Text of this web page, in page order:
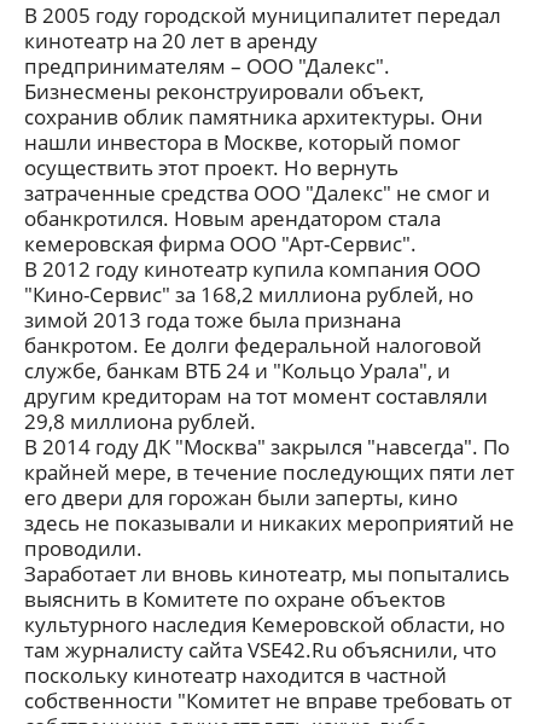
В 2005 году городской муниципалитет передал
кинотеатр на 20 лет в аренду
предпринимателям – ООО "Далекс".
Бизнесмены реконструировали объект,
сохранив облик памятника архитектуры. Они
нашли инвестора в Москве, который помог
осуществить этот проект. Но вернуть
затраченные средства ООО "Далекс" не смог и
обанкротился. Новым арендатором стала
кемеровская фирма ООО "Арт-Сервис".
В 2012 году кинотеатр купила компания ООО
"Кино-Сервис" за 168,2 миллиона рублей, но
зимой 2013 года тоже была признана
банкротом. Ее долги федеральной налоговой
службе, банкам ВТБ 24 и "Кольцо Урала", и
другим кредиторам на тот момент составляли
29,8 миллиона рублей.
В 2014 году ДК "Москва" закрылся "навсегда". По
крайней мере, в течение последующих пяти лет
его двери для горожан были заперты, кино
здесь не показывали и никаких мероприятий не
проводили.
Заработает ли вновь кинотеатр, мы попытались
выяснить в Комитете по охране объектов
культурного наследия Кемеровской области, но
там журналисту сайта VSE42.Ru объяснили, что
поскольку кинотеатр находится в частной
собственности "Комитет не вправе требовать от